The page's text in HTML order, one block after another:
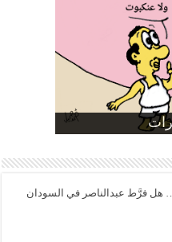
مصر
هل فرَّط عبدالناصر في السودان